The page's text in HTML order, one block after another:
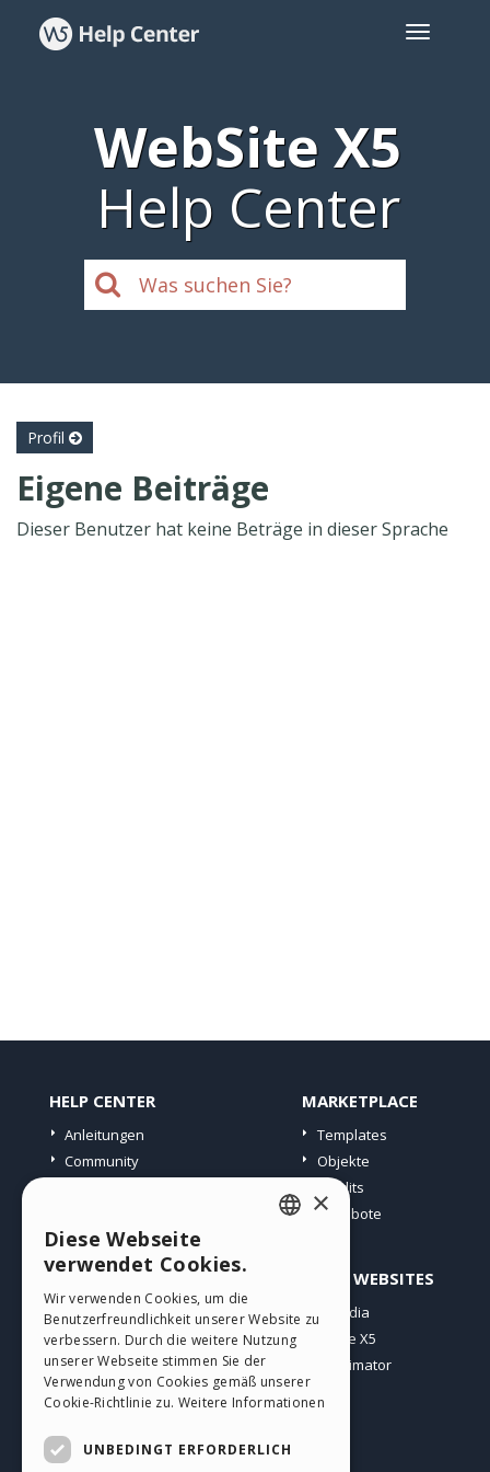
WebSite X5
Help Center
Profil
Eigene Beiträge
Dieser Benutzer hat keine Beträge in dieser Sprache
HELP CENTER
Anleitungen
Community
MARKETPLACE
Templates
Objekte
Credits
Angebote
PROFIL
Meine Beiträge
Meine Lizenz
Download
Webhosting
ANDERE WEBSITES
Incomedia
WebSite X5
WebAnimator
GERMAN
SPANISH
PORTUGUESE
×
Diese Webseite
verwendet Cookies.
Wir verwenden Cookies, um die
Benutzerfreundlichkeit unserer Website zu
verbessern. Durch die weitere Nutzung
unserer Webseite stimmen Sie der
Verwendung von Cookies gemäß unserer
Cookie-Richtlinie zu. Weitere Informationen
UNBEDINGT ERFORDERLICH